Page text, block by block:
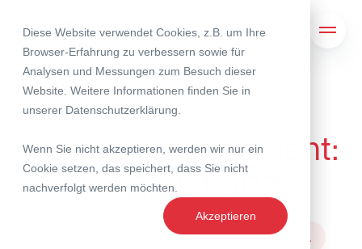
Diese Website verwendet Cookies, z.B. um Ihre
Browser-Erfahrung zu verbessern sowie für
Analysen und Messungen zum Besuch dieser
Website. Weitere Informationen finden Sie in
unserer Datenschutzerklärung
Wenn Sie nicht akzeptieren, werden wir nur ein
Cookie setzen, das speichert, dass Sie nicht
nachverfolgt werden möchten.
Akzeptieren
Suche
28. Januar 2025
Deal Announcement:
KARL STORZ
Transaktionen / M&A